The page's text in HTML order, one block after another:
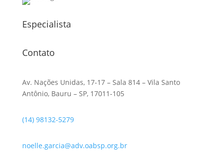
Especialista
Contato
Av. Nações Unidas, 17-17 – Sala 814 – Vila Santo
Antônio, Bauru – SP, 17011-105
(14) 98132-5279
noelle.garcia@adv.oabsp.org.br